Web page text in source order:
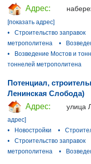
Адрес:
[показать адрес]
•
Строительство заправок
метрополитена
•
•
Возведение Мостов и
тоннелей метрополитена
Потенциал,
Ленинская Слобода)
Адрес:
улица
адрес]
•
Новостройки •
•
Строительство заправок
метрополитена
•